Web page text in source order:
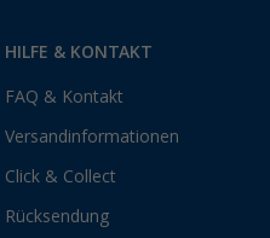
HILFE & KONTAKT
FAQ & Kontakt
Versandinformationen
Click & Collect
Rücksendung